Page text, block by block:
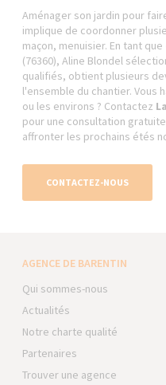
Aménager son jardin pour
implique de coordonner
maçon, menuisier. En tant que
(76360), Aline Blondel
qualifiés, obtient plusieurs
l'ensemble du chantier. Vous
ou les environs ? Contactez
pour une consultation
affronter les prochains étés
CONTACTEZ-NOUS
AGENCE DE BARENTIN
Qui sommes-nous
Actualités
Notre charte qualité
Partenaires
Trouver une agence